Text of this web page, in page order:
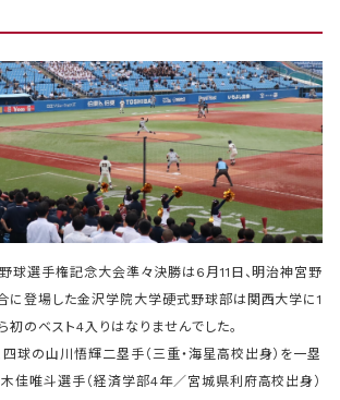
選手権記念大会準々決勝は6月11日、明治神宮野
に登場した金沢学院大学硬式野球部は関西大学に1
初のベスト4入りはなりませんでした。
球の山川悟輝二塁手（三重・海星高校出身）を一塁
佳唯斗選手（経済学部4年／宮城県利府高校出身）